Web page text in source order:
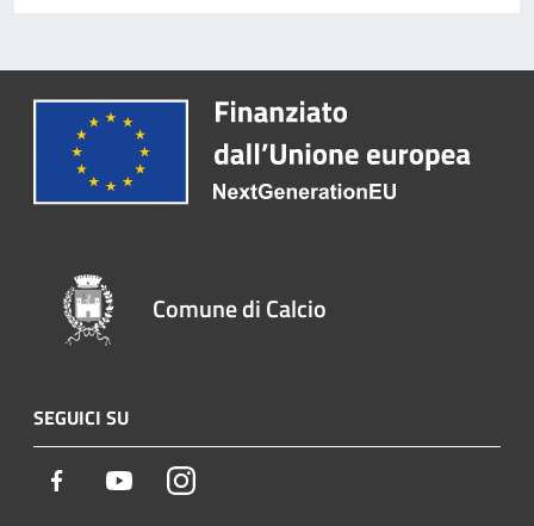
Comune di Calcio
SEGUICI SU
Facebook YoutubeInstagram